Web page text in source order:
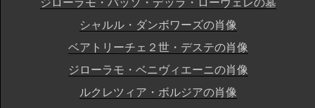
ジローラモ・バッソ・デッラ・ローヴェレの墓
シャルル・ダンボワーズの肖像
ベアトリーチェ２世・デステの肖像
ジローラモ・ベニヴィエーニの肖像
ルクレツィア・ボルジアの肖像